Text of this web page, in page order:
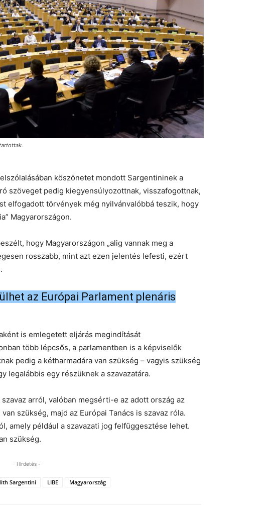
köszönetet mondott Sargentininek a
szöveget pedig kiegyensúlyozottnak, visszafogottnak,
elfogadott törvények még nyilvánvalóbbá teszik, hogy
Magyarországon.
hogy Magyarországon „alig vannak meg a
rosszabb, mint azt ezen jelentés lefesti, ezért
az Európai Parlament plenáris
is emlegetett eljárás megindítását
több lépcsős, a parlamentben is a képviselők
pedig a kétharmadára van szükség – vagyis szükség
legalábbis egy részüknek a szavazatára.
arról, valóban megsérti-e az adott ország az
szükség, majd az Európai Tanács is szavaz róla.
amely például a szavazati jog felfüggesztése lehet.
szükség.
- Hirdetés -
Sargentini LIBE Magyarország